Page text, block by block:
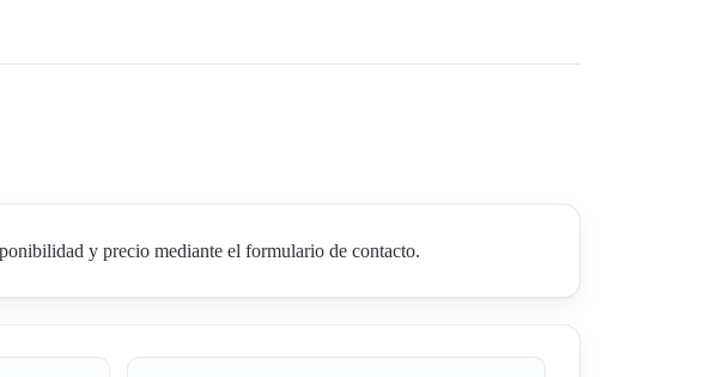
y precio mediante el formulario de contacto.